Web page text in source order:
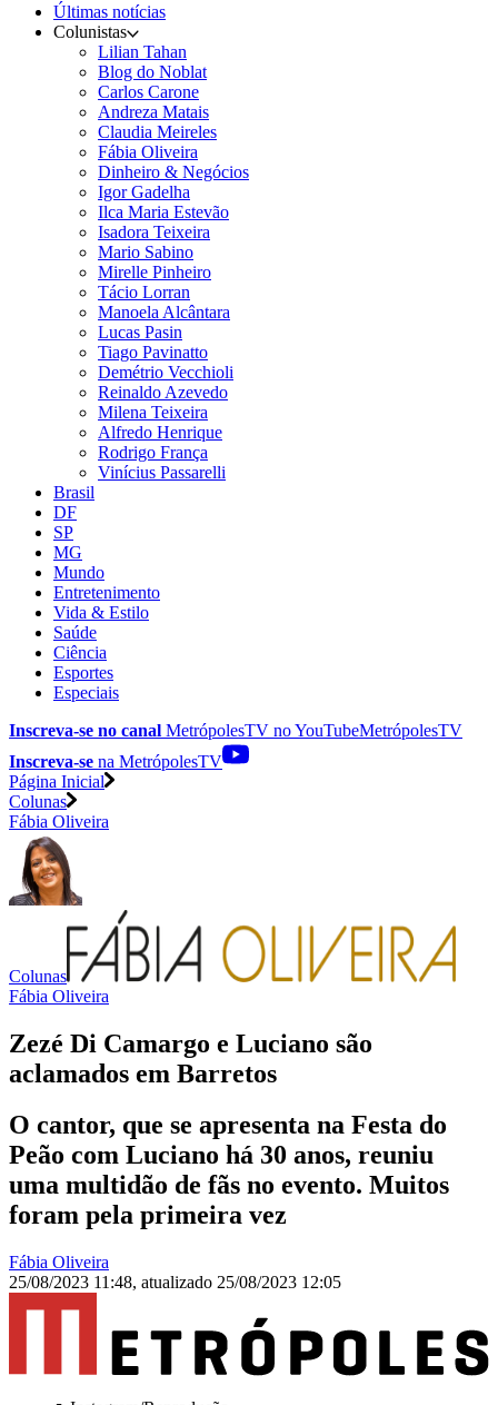
Últimas notícias
Colunistas
Lilian Tahan
Blog do Noblat
Carlos Carone
Andreza Matais
Claudia Meireles
Fábia Oliveira
Dinheiro & Negócios
Igor Gadelha
Ilca Maria Estevão
Isadora Teixeira
Mario Sabino
Mirelle Pinheiro
Tácio Lorran
Manoela Alcântara
Lucas Pasin
Tiago Pavinatto
Demétrio Vecchioli
Reinaldo Azevedo
Milena Teixeira
Alfredo Henrique
Rodrigo França
Vinícius Passarelli
Brasil
DF
SP
MG
Mundo
Entretenimento
Vida & Estilo
Saúde
Ciência
Esportes
Especiais
Inscreva-se no canal MetrópolesTV noYouTubeMetrópolesTV
Inscreva-se na MetrópolesTV
Página Inicial
Colunas
Fábia Oliveira
Colunas
Fábia Oliveira
Zezé Di Camargo e Luciano são
aclamados em Barretos
O cantor, que se apresenta na Festa do
Peão com Luciano há 30 anos, reuniu
uma multidão de fãs no evento. Muitos
foram pela primeira vez
Fábia Oliveira
25/08/2023 11:48, atualizado 25/08/2023 12:05